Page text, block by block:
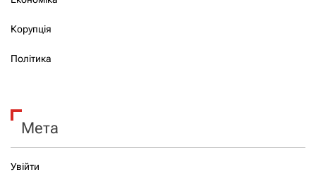
Корупція
Політика
Мета
Увійти